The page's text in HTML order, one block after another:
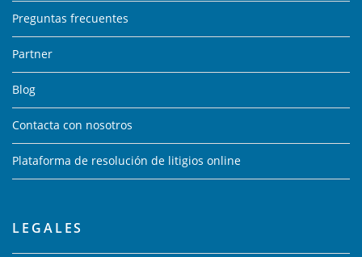
Preguntas frecuentes
Partner
Blog
Contacta con nosotros
Plataforma de resolución de litigios online
LEGALES